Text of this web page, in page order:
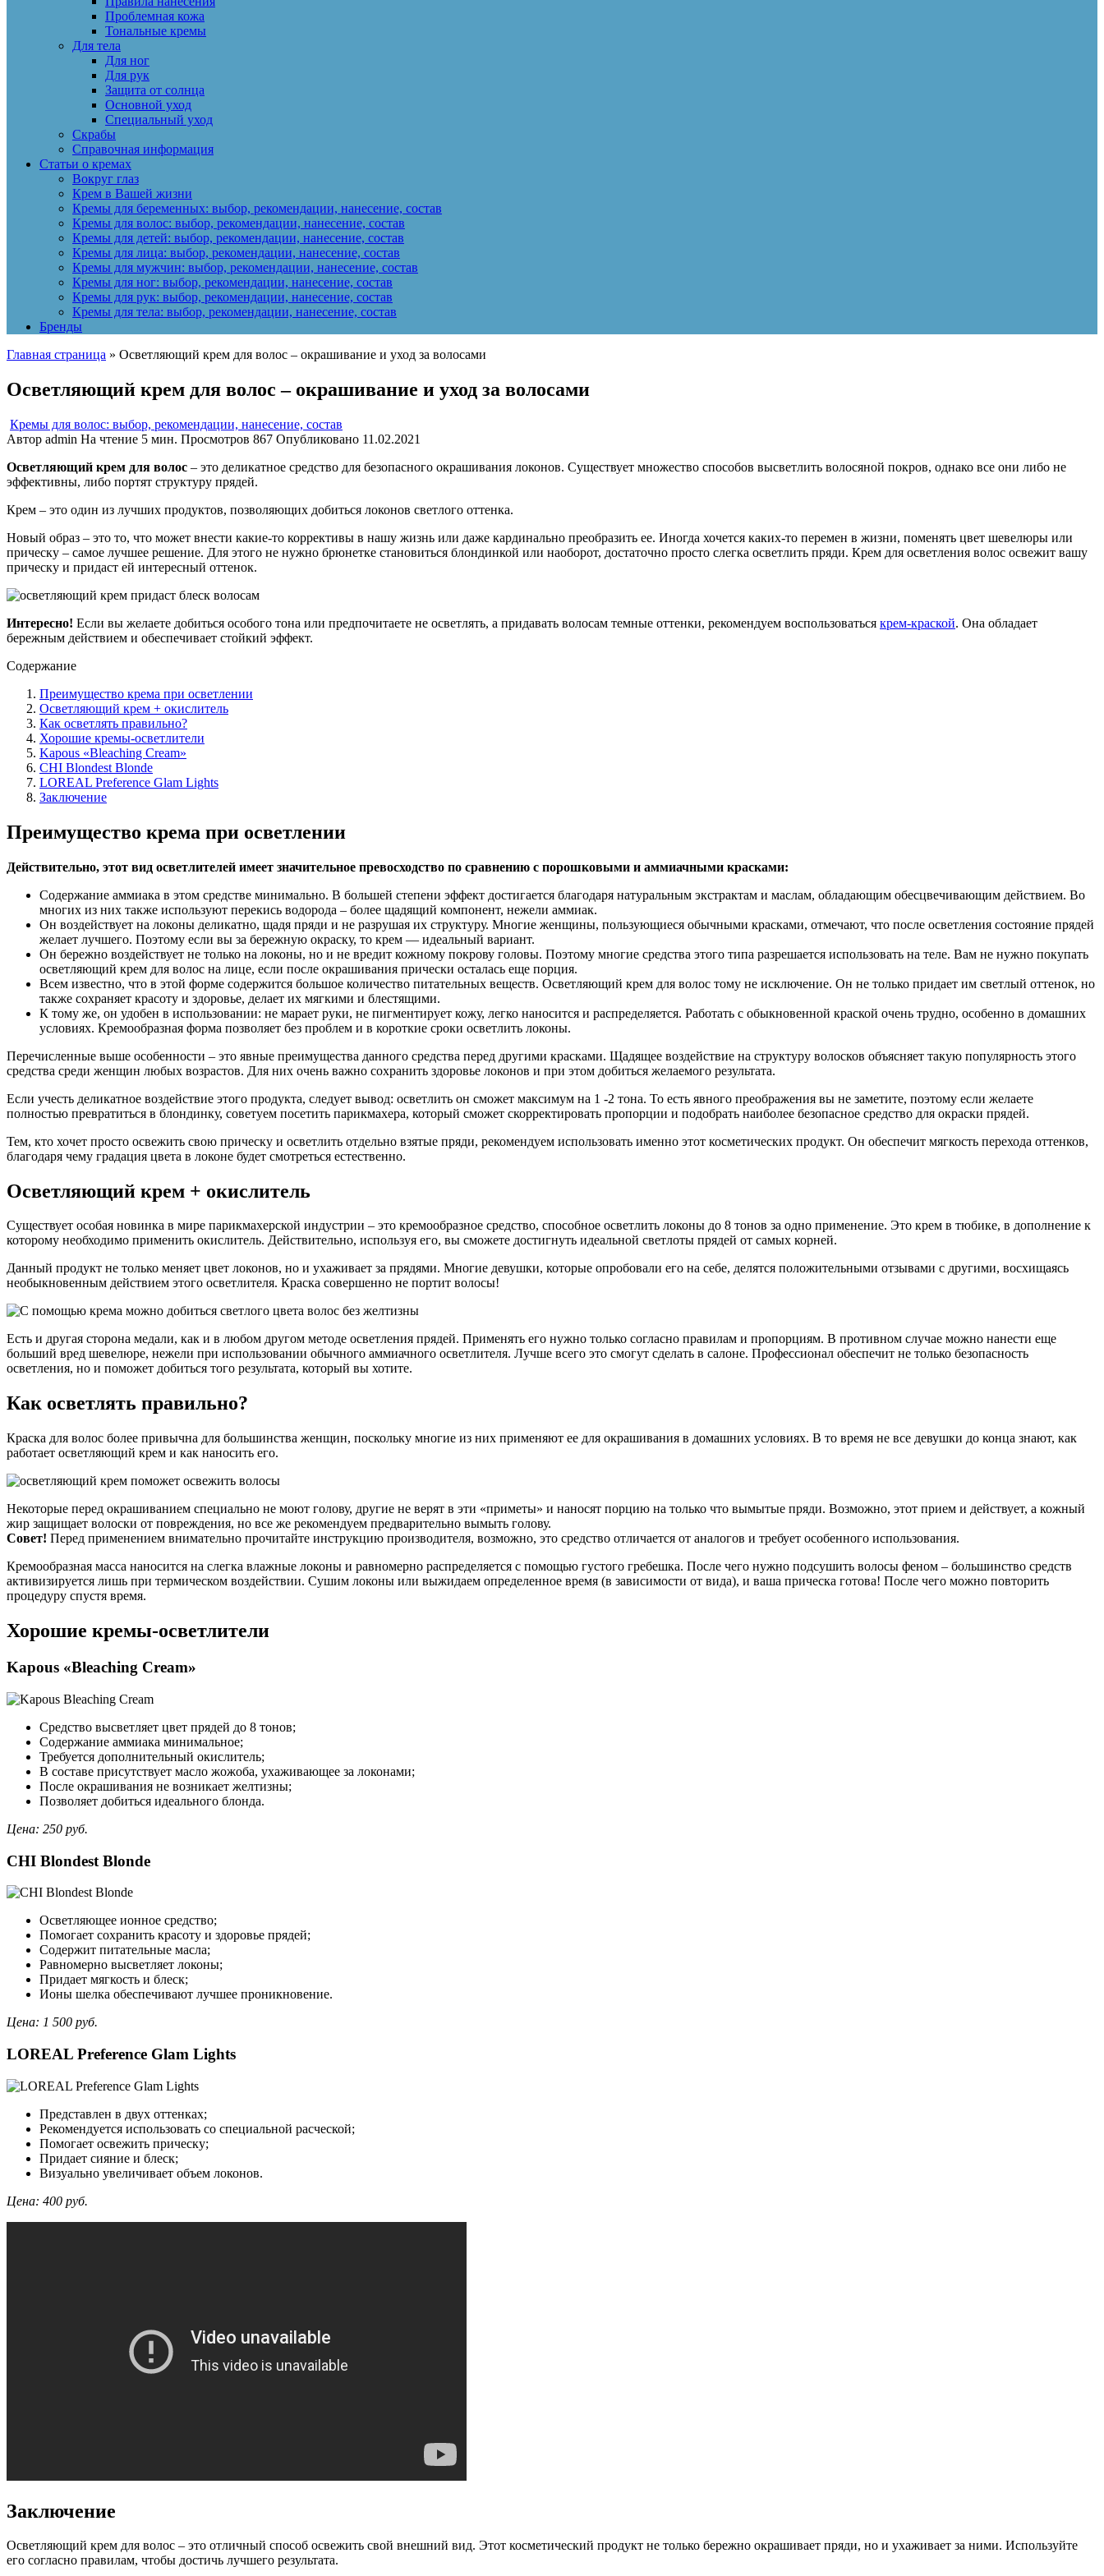
Проблемная кожа
Тональные кремы
Для тела
Для ног
Для рук
Защита от солнца
Основной уход
Специальный уход
Скрабы
Справочная информация
Статьи о кремах
Вокруг глаз
Крем в Вашей жизни
Кремы для беременных: выбор, рекомендации, нанесение, состав
Кремы для волос: выбор, рекомендации, нанесение, состав
Кремы для детей: выбор, рекомендации, нанесение, состав
Кремы для лица: выбор, рекомендации, нанесение, состав
Кремы для мужчин: выбор, рекомендации, нанесение, состав
Кремы для ног: выбор, рекомендации, нанесение, состав
Кремы для рук: выбор, рекомендации, нанесение, состав
Кремы для тела: выбор, рекомендации, нанесение, состав
Бренды
Главная страница » Осветляющий крем для волос – окрашивание и уход за волосами
Осветляющий крем для волос – окрашивание и уход за волосами
Кремы для волос: выбор, рекомендации, нанесение, состав
Автор admin На чтение 5 мин. Просмотров 867 Опубликовано 11.02.2021
Осветляющий крем для волос – это деликатное средство для безопасного окрашивания локонов. Существует множество способов высветлить волосяной покров, однако все они либо не
эффективны, либо портят структуру прядей.
Крем – это один из лучших продуктов, позволяющих добиться локонов светлого оттенка.
Новый образ – это то, что может внести какие-то коррективы в нашу жизнь или даже кардинально преобразить ее. Иногда хочется каких-то перемен в жизни, поменять цвет шевелюры или
прическу – самое лучшее решение. Для этого не нужно брюнетке становиться блондинкой или наоборот, достаточно просто слегка осветлить пряди. Крем для осветления волос освежит вашу
прическу и придаст ей интересный оттенок.
Интересно! Если вы желаете добиться особого тона или предпочитаете не осветлять, а придавать волосам темные оттенки, рекомендуем воспользоваться крем-краской. Она обладает
бережным действием и обеспечивает стойкий эффект.
Содержание
Преимущество крема при осветлении
Осветляющий крем + окислитель
Как осветлять правильно?
Хорошие кремы-осветлители
Kapous «Bleaching Cream»
СHI Blondest Blonde
LOREAL Prеfеrence Glam Lights
Заключение
Преимущество крема при осветлении
Действительно, этот вид осветлителей имеет значительное превосходство по сравнению с порошковыми и аммиачными красками:
Содержание аммиака в этом средстве минимально. В большей степени эффект достигается благодаря натуральным экстрактам и маслам, обладающим обесцвечивающим действием. Во
многих из них также используют перекись водорода – более щадящий компонент, нежели аммиак.
Он воздействует на локоны деликатно, щадя пряди и не разрушая их структуру. Многие женщины, пользующиеся обычными красками, отмечают, что после осветления состояние прядей
желает лучшего. Поэтому если вы за бережную окраску, то крем — идеальный вариант.
Он бережно воздействует не только на локоны, но и не вредит кожному покрову головы. Поэтому многие средства этого типа разрешается использовать на теле. Вам не нужно покупать
осветляющий крем для волос на лице, если после окрашивания прически осталась еще порция.
Всем известно, что в этой форме содержится большое количество питательных веществ. Осветляющий крем для волос тому не исключение. Он не только придает им светлый оттенок, но
также сохраняет красоту и здоровье, делает их мягкими и блестящими.
К тому же, он удобен в использовании: не марает руки, не пигментирует кожу, легко наносится и распределяется. Работать с обыкновенной краской очень трудно, особенно в домашних
условиях. Кремообразная форма позволяет без проблем и в короткие сроки осветлить локоны.
Перечисленные выше особенности – это явные преимущества данного средства перед другими красками. Щадящее воздействие на структуру волосков объясняет такую популярность этого
средства среди женщин любых возрастов. Для них очень важно сохранить здоровье локонов и при этом добиться желаемого результата.
Если учесть деликатное воздействие этого продукта, следует вывод: осветлить он сможет максимум на 1 -2 тона. То есть явного преображения вы не заметите, поэтому если желаете
полностью превратиться в блондинку, советуем посетить парикмахера, который сможет скорректировать пропорции и подобрать наиболее безопасное средство для окраски прядей.
Тем, кто хочет просто освежить свою прическу и осветлить отдельно взятые пряди, рекомендуем использовать именно этот косметических продукт. Он обеспечит мягкость перехода оттенков,
благодаря чему градация цвета в локоне будет смотреться естественно.
Осветляющий крем + окислитель
Существует особая новинка в мире парикмахерской индустрии – это кремообразное средство, способное осветлить локоны до 8 тонов за одно применение. Это крем в тюбике, в дополнение к
которому необходимо применить окислитель. Действительно, используя его, вы сможете достигнуть идеальной светлоты прядей от самых корней.
Данный продукт не только меняет цвет локонов, но и ухаживает за прядями. Многие девушки, которые опробовали его на себе, делятся положительными отзывами с другими, восхищаясь
необыкновенным действием этого осветлителя. Краска совершенно не портит волосы!
Есть и другая сторона медали, как и в любом другом методе осветления прядей. Применять его нужно только согласно правилам и пропорциям. В противном случае можно нанести еще
больший вред шевелюре, нежели при использовании обычного аммиачного осветлителя. Лучше всего это смогут сделать в салоне. Профессионал обеспечит не только безопасность
осветления, но и поможет добиться того результата, который вы хотите.
Как осветлять правильно?
Краска для волос более привычна для большинства женщин, поскольку многие из них применяют ее для окрашивания в домашних условиях. В то время не все девушки до конца знают, как
работает осветляющий крем и как наносить его.
Некоторые перед окрашиванием специально не моют голову, другие не верят в эти «приметы» и наносят порцию на только что вымытые пряди. Возможно, этот прием и действует, а кожный
жир защищает волоски от повреждения, но все же рекомендуем предварительно вымыть голову.
Совет! Перед применением внимательно прочитайте инструкцию производителя, возможно, это средство отличается от аналогов и требует особенного использования.
Кремообразная масса наносится на слегка влажные локоны и равномерно распределяется с помощью густого гребешка. После чего нужно подсушить волосы феном – большинство средств
активизируется лишь при термическом воздействии. Сушим локоны или выжидаем определенное время (в зависимости от вида), и ваша прическа готова! После чего можно повторить
процедуру спустя время.
Хорошие кремы-осветлители
Kapous «Bleaching Cream»
Средство высветляет цвет прядей до 8 тонов;
Содержание аммиака минимальное;
Требуется дополнительный окислитель;
В составе присутствует масло жожоба, ухаживающее за локонами;
После окрашивания не возникает желтизны;
Позволяет добиться идеального блонда.
Цена: 250 руб.
СHI Blondest Blonde
Осветляющее ионное средство;
Помогает сохранить красоту и здоровье прядей;
Содержит питательные масла;
Равномерно высветляет локоны;
Придает мягкость и блеск;
Ионы шелка обеспечивают лучшее проникновение.
Цена: 1 500 руб.
LOREAL Prеfеrence Glam Lights
Представлен в двух оттенках;
Рекомендуется использовать со специальной расческой;
Помогает освежить прическу;
Придает сияние и блеск;
Визуально увеличивает объем локонов.
Цена: 400 руб.
Заключение
Осветляющий крем для волос – это отличный способ освежить свой внешний вид. Этот косметический продукт не только бережно окрашивает пряди, но и ухаживает за ними. Используйте
его согласно правилам, чтобы достичь лучшего результата.